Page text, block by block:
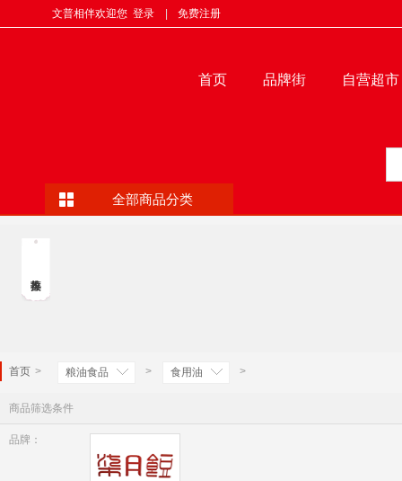
文普相伴欢迎您 登录 免费注册
首页 品牌街 自营超市
全部商品分类
首页 > 粮油食品 > 食用油 >
商品筛选条件
品牌：